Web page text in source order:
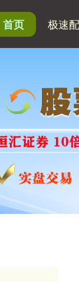
首页 极速